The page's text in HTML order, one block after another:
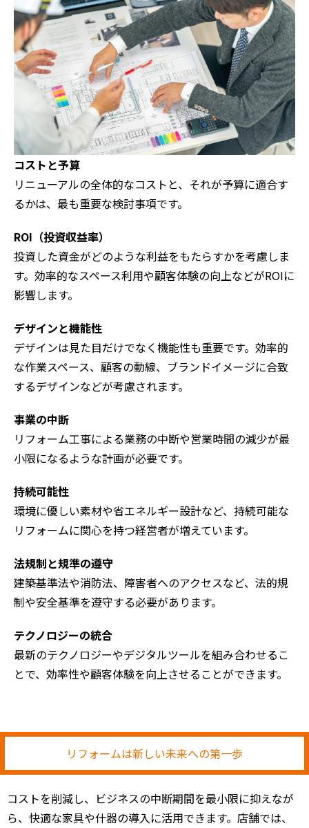
コストと予算
リニューアルの全体的なコストと、それが予算に適合す
るかは、最も重要な検討事項です。
ROI（投資収益率）
投資した資金がどのような利益をもたらすかを考慮しま
す。効率的なスペース利用や顧客体験の向上などがROIに
影響します。
デザインと機能性
デザインは見た目だけでなく機能性も重要です。効率的
な作業スペース、顧客の動線、ブランドイメージに合致
するデザインなどが考慮されます。
事業の中断
リフォーム工事による業務の中断や営業時間の減少が最
小限になるような計画が必要です。
持続可能性
環境に優しい素材や省エネルギー設計など、持続可能な
リフォームに関心を持つ経営者が増えています。
法規制と規準の遵守
建築基準法や消防法、障害者へのアクセスなど、法的規
制や安全基準を遵守する必要があります。
テクノロジーの統合
最新のテクノロジーやデジタルツールを組み合わせるこ
とで、効率性や顧客体験を向上させることができます。
リフォームは新しい未来への第一歩
コストを削減し、ビジネスの中断期間を最小限に抑えなが
ら、快適な家具や什器の導入に活用できます。店舗では、